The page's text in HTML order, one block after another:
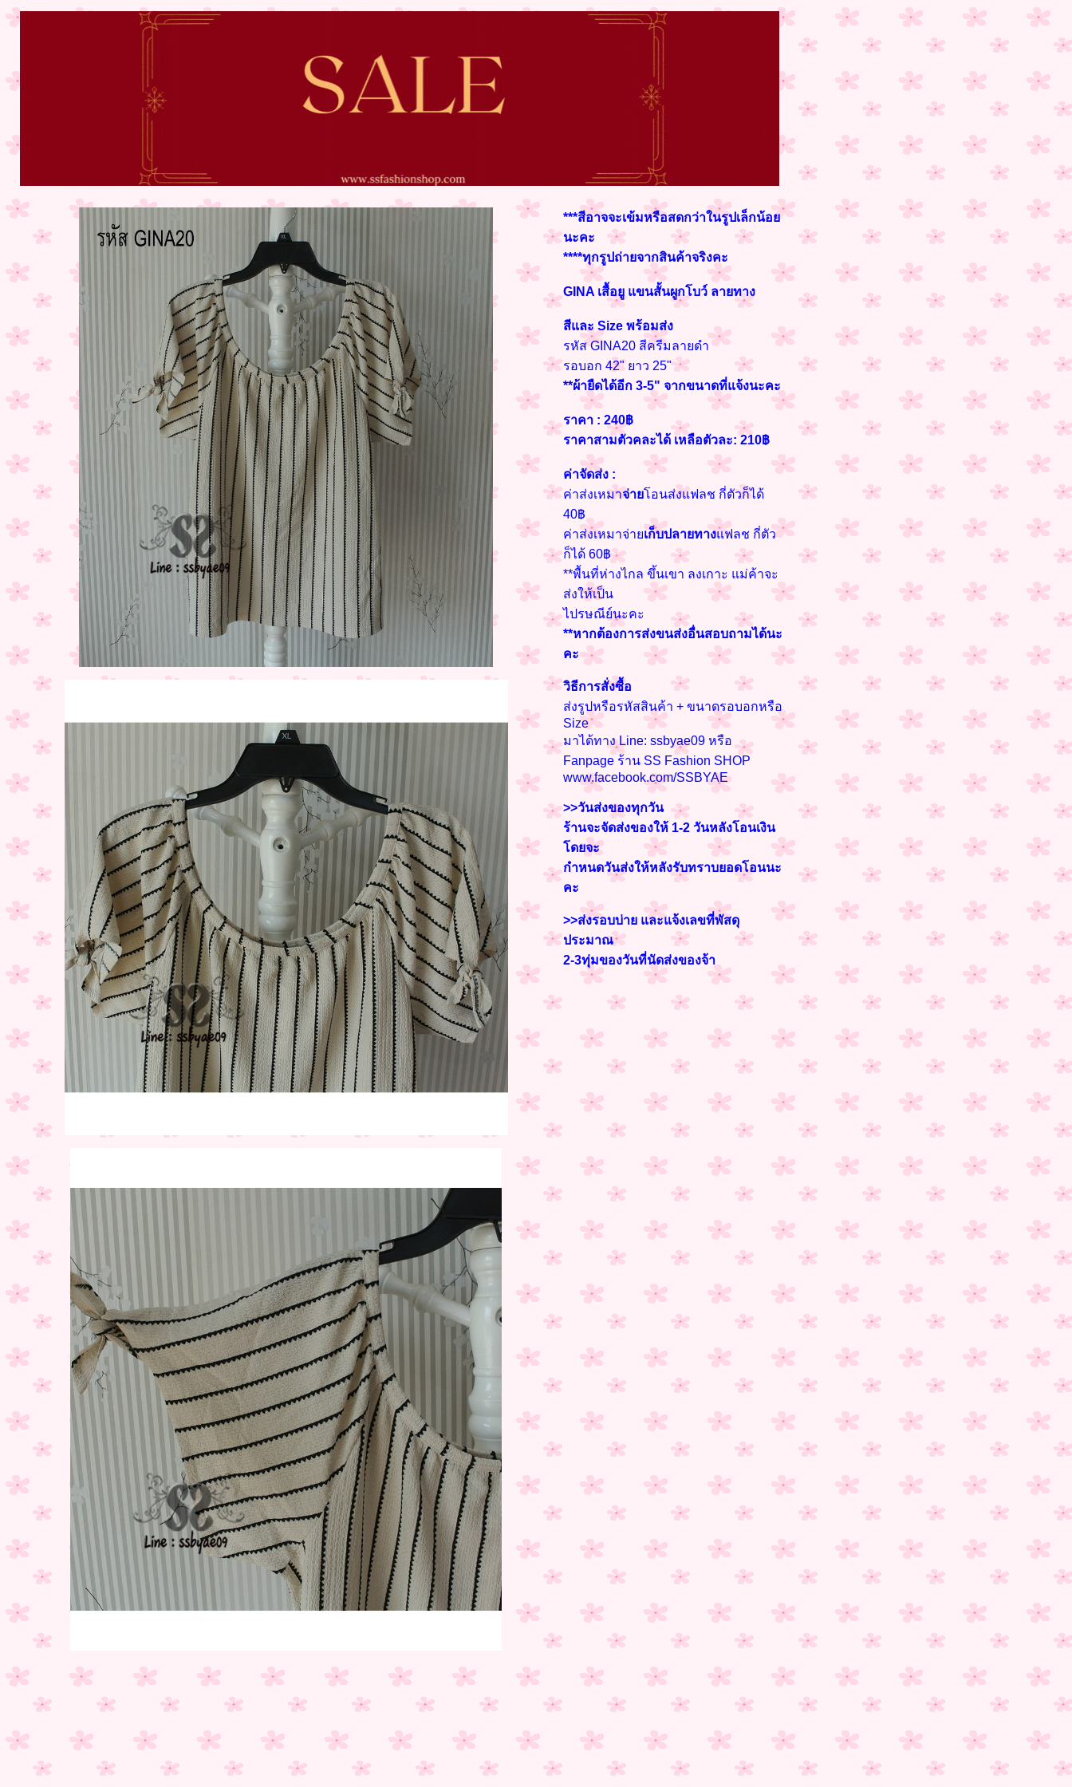
***สีอาจจะเข้มหรือสดกว่าในรูปเล็กน้อย
นะคะ
****ทุกรูปถ่ายจากสินค้าจริงคะ
GINA เสื้อยู แขนสั้นผูกโบว์ ลายทาง
สีและ Size พร้อมส่ง
รหัส GINA20 สีครีมลายดำ
รอบอก 42" ยาว 25"
**ผ้ายืดได้อีก 3-5" จากขนาดที่แจ้งนะคะ
ราคา : 240฿
ราคาสามตัวคละได้ เหลือตัวละ: 210฿
ค่าจัดส่ง :
ค่าส่งเหมาจ่ายโอนส่งแฟลช กี่ตัวก็ได้
40฿
ค่าส่งเหมาจ่ายเก็บปลายทางแฟลช กี่ตัว
ก็ได้ 60฿
**พื้นที่ห่างไกล ขึ้นเขา ลงเกาะ แม่ค้าจะ
ส่งให้เป็น
ไปรษณีย์นะคะ
**หากต้องการส่งขนส่งอื่นสอบถามได้นะ
คะ
วิธีการสั่งซื้อ
ส่งรูปหรือรหัสสินค้า + ขนาดรอบอกหรือ
Size
มาได้ทาง Line: ssbyae09 หรือ
Fanpage ร้าน SS Fashion SHOP
www.facebook.com/SSBYAE
>>วันส่งของทุกวัน
ร้านจะจัดส่งของให้ 1-2 วันหลังโอนเงิน
โดยจะ
กำหนดวันส่งให้หลังรับทราบยอดโอนนะ
คะ
>>ส่งรอบบ่าย และแจ้งเลขที่พัสดุ
ประมาณ
2-3ทุ่มของวันที่นัดส่งของจ้า